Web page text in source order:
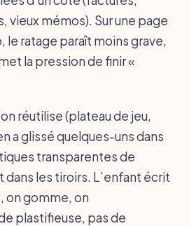
vieux mémos). Sur une page
le ratage paraît moins grave,
la pression de finir «
réutilise (plateau de jeu,
a glissé quelques-uns dans
transparentes de
dans les tiroirs. L’enfant écrit
on gomme, on
plastifieuse, pas de